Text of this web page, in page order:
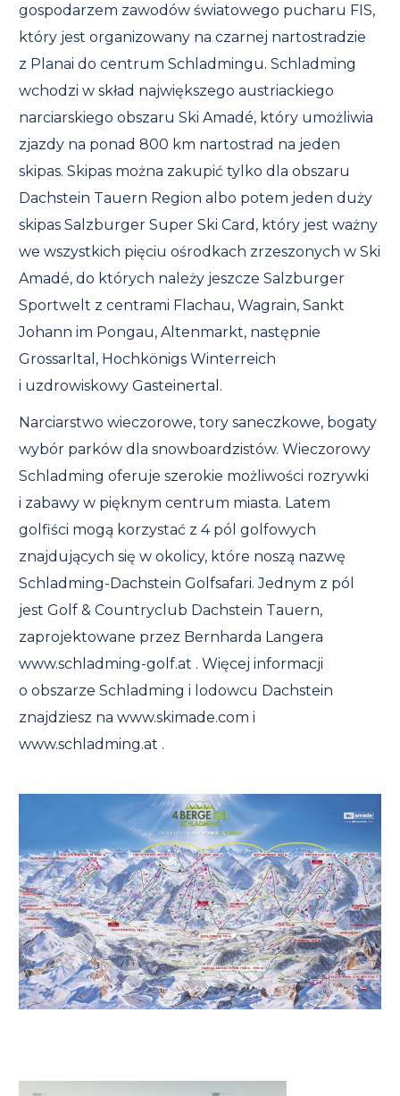
gospodarzem zawodów światowego pucharu FIS,
który jest organizowany na czarnej nartostradzie
z Planai do centrum Schladmingu. Schladming
wchodzi w skład największego austriackiego
narciarskiego obszaru Ski Amadé, który umożliwia
zjazdy na ponad 800 km nartostrad na jeden
skipas. Skipas można zakupić tylko dla obszaru
Dachstein Tauern Region albo potem jeden duży
skipas Salzburger Super Ski Card, który jest ważny
we wszystkich pięciu ośrodkach zrzeszonych w Ski
Amadé, do których należy jeszcze Salzburger
Sportwelt z centrami Flachau, Wagrain, Sankt
Johann im Pongau, Altenmarkt, następnie
Grossarltal, Hochkönigs Winterreich
i uzdrowiskowy Gasteinertal.
Narciarstwo wieczorowe, tory saneczkowe, bogaty
wybór parków dla snowboardzistów. Wieczorowy
Schladming oferuje szerokie możliwości rozrywki
i zabawy w pięknym centrum miasta. Latem
golfiści mogą korzystać z 4 pól golfowych
znajdujących się w okolicy, które noszą nazwę
Schladming-Dachstein Golfsafari. Jednym z pól
jest Golf & Countryclub Dachstein Tauern,
zaprojektowane przez Bernharda Langera
www.schladming-golf.at . Więcej informacji
o obszarze Schladming i lodowcu Dachstein
znajdziesz na www.skimade.com i
www.schladming.at .